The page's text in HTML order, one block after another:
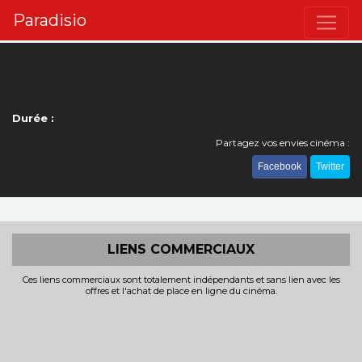
Paradisio
Durée :
Partagez vos envies cinéma :
Facebook Twitter
LIENS COMMERCIAUX
Ces liens commerciaux sont totalement indépendants et sans lien avec les
offres et l'achat de place en ligne du cinéma.